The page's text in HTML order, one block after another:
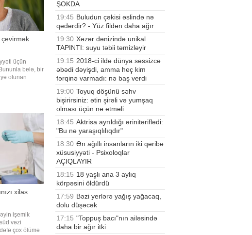
üçün
belə, bir
olunan
ki, diyetoloqlar
xilas
işemik
vəzi
çox ölümə
ŞOKDA
19:45 Buludun çəkisi əslində nə
qədərdir? - Yüz fildən daha ağır
19:30 Xəzər dənizində unikal
TAPINTI: suyu təbii təmizləyir
19:15 2018-ci ildə dünya səssizcə
əbədi dəyişdi, amma heç kim
fərqinə varmadı: nə baş verdi
19:00 Toyuq döşünü səhv
bişirirsiniz: ətin şirəli və yumşaq
olması üçün nə etməli
18:45 Aktrisa ayrıldığı ərinitəriflədi:
"Bu nə yaraşıqlılıqdır"
18:30 Ən ağıllı insanların iki qəribə
xüsusiyyəti - Psixoloqlar
AÇIQLAYIR
18:15 18 yaşlı ana 3 aylıq
körpəsini öldürdü
17:59 Bəzi yerlərə yağış yağacaq,
dolu düşəcək
17:15 "Toppuş bacı"nın ailəsində
daha bir ağır itki